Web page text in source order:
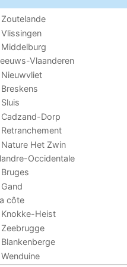
Vlaanderen
Dorp
Het Zwin
Occidentale
côte
Heist